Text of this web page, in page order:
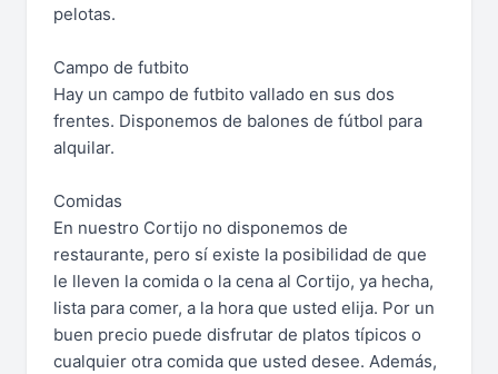
pelotas.
Campo de futbito
Hay un campo de futbito vallado en sus dos
frentes. Disponemos de balones de fútbol para
alquilar.
Comidas
En nuestro Cortijo no disponemos de
restaurante, pero sí existe la posibilidad de que
le lleven la comida o la cena al Cortijo, ya hecha,
lista para comer, a la hora que usted elija. Por un
buen precio puede disfrutar de platos típicos o
cualquier otra comida que usted desee. Además,